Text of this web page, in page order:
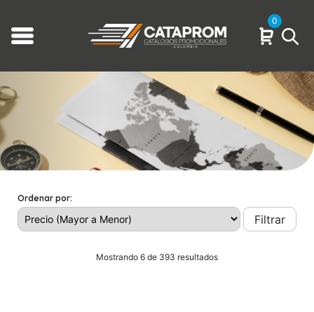
0
Ordenar por:
Filtrar
Mostrando 6 de 393 resultados